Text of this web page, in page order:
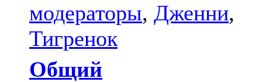
модераторы, Дженни,
Тигренок
Общий